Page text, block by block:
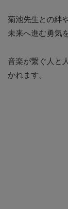
菊池先生との絆
未来へ進む勇気
音楽が繋ぐ人と
かれます。